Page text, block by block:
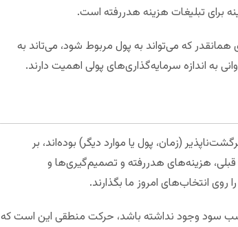
برای تبلیغات هزینه هدررفته است.
که می‌تواند به پول مربوط شود، می‌تاند به
اندازه سرمایه‌گذاری‌های پولی اهمیت دارند.
(زمان، پول یا موارد دیگر) بوده‌اند، بر
قبلی، هزینه‌های هدررفته و تصمیم‌گیری‌ها و
روی انتخاب‌های امروز ما بگذارند.
کسب سود وجود نداشته باشد، حرکت منطقی این است که